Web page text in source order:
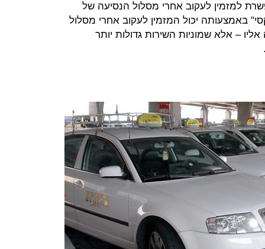
למזמין לעקוב אחרי מסלול הנסיעה של
באמצעותה יכול המזמין לעקוב אחרי מסלול
– אלא שמוניות השירות גדולות יותר